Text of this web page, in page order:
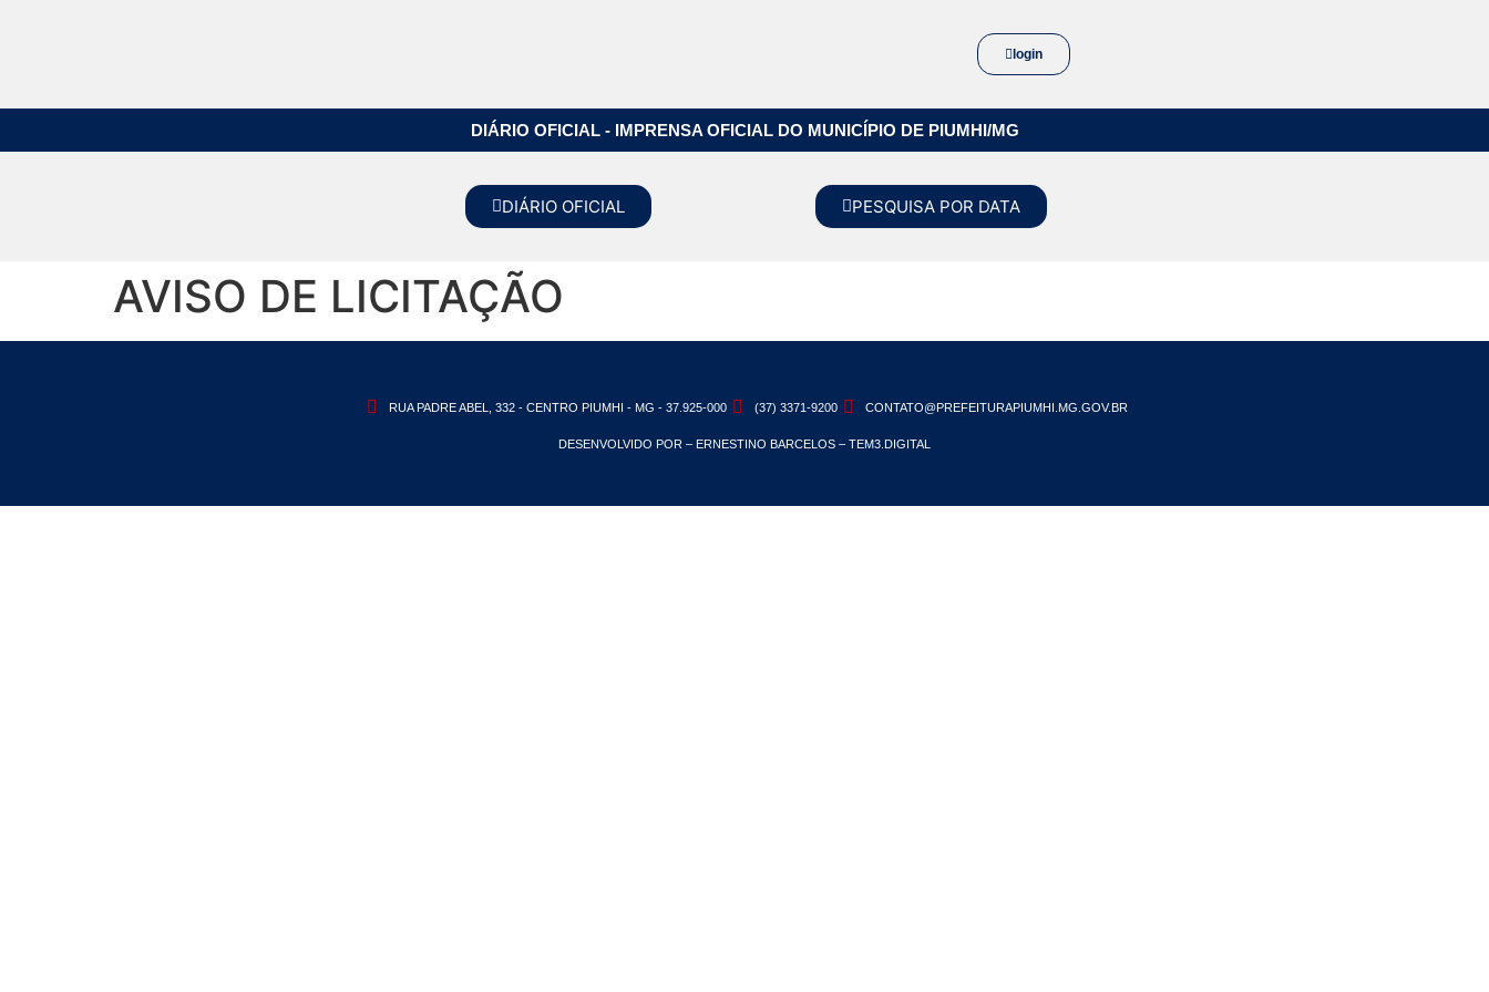
login
DIÁRIO OFICIAL - IMPRENSA OFICIAL DO MUNICÍPIO DE PIUMHI/MG
DIÁRIO OFICIAL PESQUISA POR DATA
AVISO DE LICITAÇÃO
RUA PADRE ABEL, 332 - CENTRO PIUMHI - MG - 37.925-000 (37) 3371-9200 CONTATO@PREFEITURAPIUMHI.MG.GOV.BR
DESENVOLVIDO POR – ERNESTINO BARCELOS – TEM3.DIGITAL